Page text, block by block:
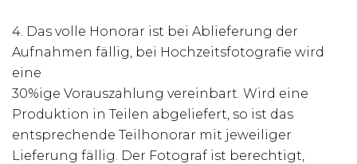
4. Das volle Honorar ist bei Ablieferung der
Aufnahmen fällig, bei Hochzeitsfotografie wird
eine
30%ige Vorauszahlung vereinbart. Wird eine
Produktion in Teilen abgeliefert, so ist das
entsprechende Teilhonorar mit jeweiliger
Lieferung fällig. Der Fotograf ist berechtigt,